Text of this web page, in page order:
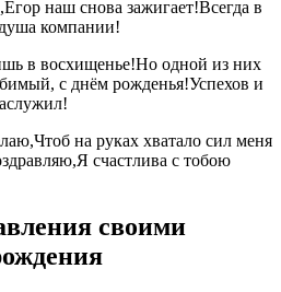
наш снова зажигает!Всегда в
компании!
в восхищенье!Но одной из них
с днём рожденья!Успехов и
на руках хватало сил меня
счастлива с тобою
своими